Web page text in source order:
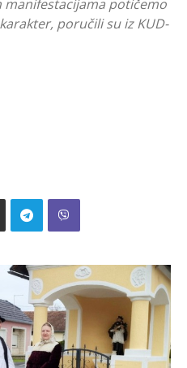
manifestacijama potičemo
poručili su iz KUD-